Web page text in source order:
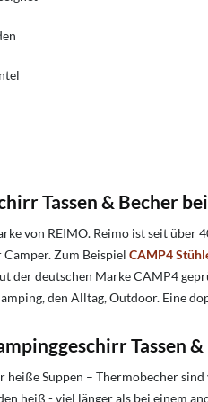
Tassen & Becher
von REIMO. Reimo ist seit über
Zum Beispiel CAMP4
der deutschen Marke CAMP4
den Alltag, Outdoor. Eine
Tassen
heiße Suppen – Thermobecher
heiß - viel länger als bei einem